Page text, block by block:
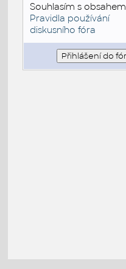
Souhlasím s obsahem
Pravidla používání
diskusního fóra